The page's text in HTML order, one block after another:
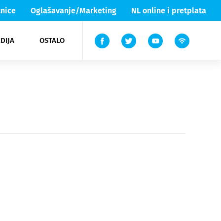
Oglašavanje/Marketing NL online i pretplata
OSTALO
Lika & Senj
TV